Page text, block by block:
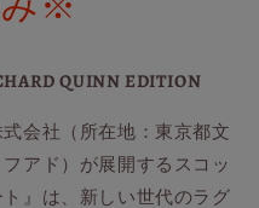
QUINN EDITION
会社（所在地：東京都文
アド）が展開するスコッ
』は、新しい世代のラグ